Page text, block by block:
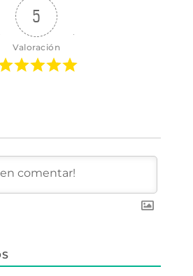
5
Valoración